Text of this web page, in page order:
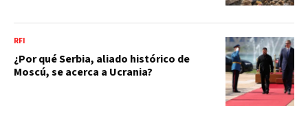
RFI
¿Por qué Serbia, aliado histórico de
Moscú, se acerca a Ucrania?